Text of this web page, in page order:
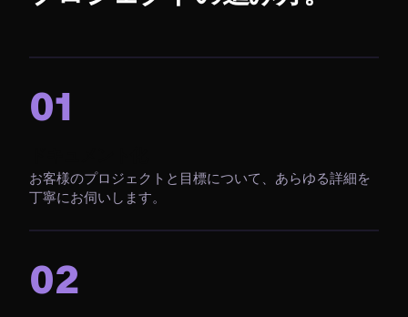
01
お客様のプロジェクトと目標について、あらゆる詳細を
丁寧にお伺いします。
02